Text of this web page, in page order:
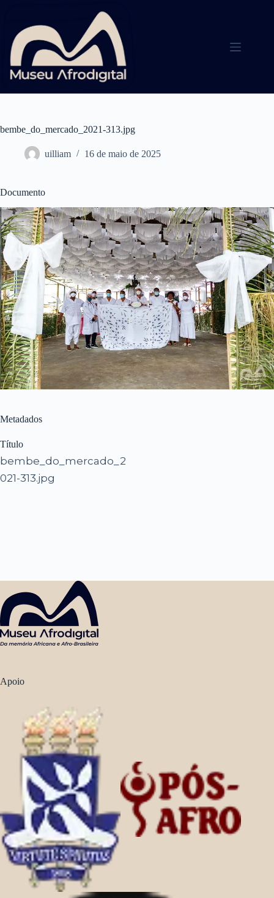
conteúdo
bembe_do_mercado_2021-313.jpg
uilliam 16 de maio de 2025
Documento
Metadados
Título
bembe_do_mercado_2
021-313.jpg
Apoio